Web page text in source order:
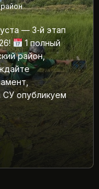
— 3‑й этап
1 полный
район,
СУ опубликуем